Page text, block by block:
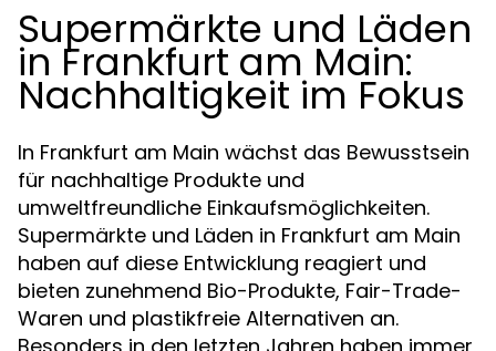
Supermärkte und Läden
in Frankfurt am Main:
Nachhaltigkeit im Fokus
In Frankfurt am Main wächst das Bewusstsein
für nachhaltige Produkte und
umweltfreundliche Einkaufsmöglichkeiten.
Supermärkte und Läden in Frankfurt am Main
haben auf diese Entwicklung reagiert und
bieten zunehmend Bio-Produkte, Fair-Trade-
Waren und plastikfreie Alternativen an.
Besonders in den letzten Jahren haben immer